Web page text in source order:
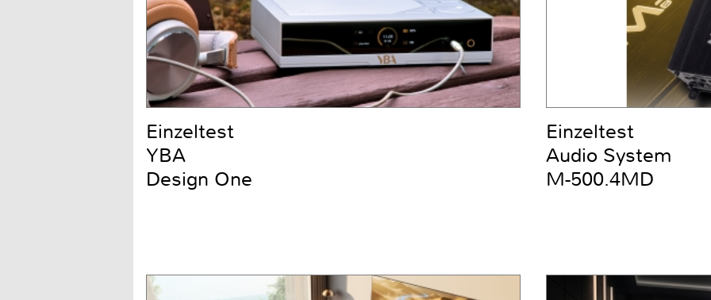
Einzeltest
YBA
Design One
Einzeltest
Audio System
M-500.4MD